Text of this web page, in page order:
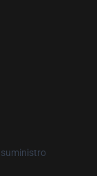
suministro